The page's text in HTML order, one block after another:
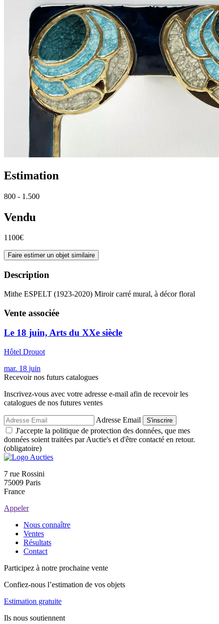
Estimation
800 - 1.500
Vendu
1100€
Faire estimer un objet similaire
Description
Mithe ESPELT (1923-2020) Miroir carré mural, à décor floral
Vente associée
Le 18 juin, Arts du XXe siècle
Hôtel Drouot
mar. 18 juin
Recevoir nos futurs catalogues
Inscrivez-vous avec votre adresse e-mail afin de recevoir les
catalogues de nos futures ventes
Adresse Email S'inscrire
J'accepte la politique de protection des données, que mes
données soient traitées par Auctie's et d'être contacté en retour.
(obligatoire)
7 rue Rossini
75009 Paris
France
Appeler
Nous connaître
Ventes
Résultats
Contact
Participez à notre prochaine vente
Confiez-nous l’estimation de vos objets
Estimation gratuite
Ils nous soutiennent